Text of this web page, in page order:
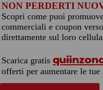
NON PERDERTI
Scopri come puoi
commerciali e coupon
direttamente sul loro
Scarica gratis
offerti per aumentare le